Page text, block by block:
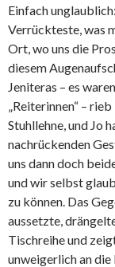
Einfach
Verrückteste, was
Ort, wo uns die
diesem
Jeniteras – es
„Reiterinnen“ –
Stuhllehne, und Jo
nachrückenden
uns dann doch
und wir selbst
zu können. Das
aussetzte,
Tischreihe und
unweigerlich an die